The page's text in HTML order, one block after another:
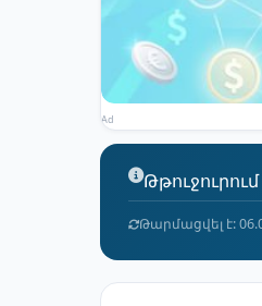
Ad
Թարմացվել է: